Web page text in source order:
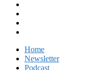
Home
Newsletter
Podcast